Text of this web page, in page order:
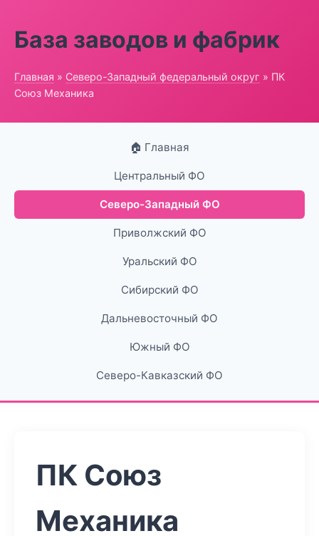
База заводов и фабрик
Главная » Северо-Западный федеральный округ » ПК
Союз Механика
🏠 Главная
Центральный ФО
Северо-Западный ФО
Приволжский ФО
Уральский ФО
Сибирский ФО
Дальневосточный ФО
Южный ФО
Северо-Кавказский ФО
ПК Союз
Механика